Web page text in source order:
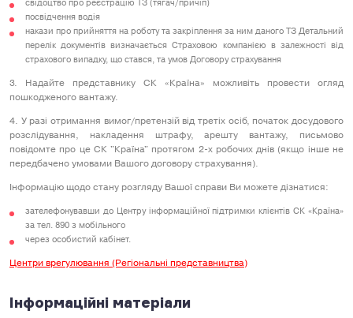
свідоцтво про реєстрацію ТЗ (тягач/причіп)
посвідчення водія
накази про прийняття на роботу та закріплення за ним даного ТЗ Детальний
перелік документів визначається Страховою компанією в залежності від
страхового випадку, що стався, та умов Договору страхування
3. Надайте представнику СК «Країна» можливіть провести огляд
пошкодженого вантажу.
4. У разі отримання вимог/претензій від третіх осіб, початок досудового
розслідування, накладення штрафу, арешту вантажу, письмово
повідомте про це СК "Країна" протягом 2-х робочих днів (якщо інше не
передбачено умовами Вашого договору страхування).
Інформацію щодо стану розгляду Вашої справи Ви можете дізнатися:
зателефонувавши до Центру інформаційної підтримки клієнтів СК «Країна»
за тел. 890 з мобільного
через особистий кабінет.
Центри врегулювання (Регіональні представництва)
Інформаційні матеріали